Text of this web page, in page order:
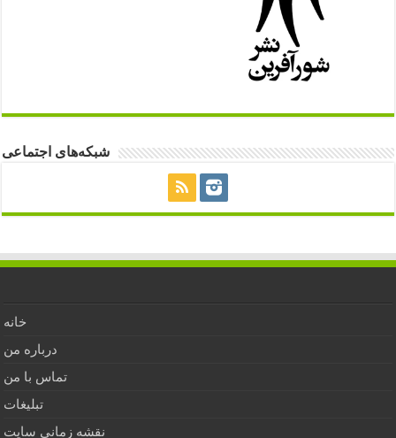
شبکه‌های اجتماعی
خانه
درباره من
تماس با من
تبلیغات
نقشه زمانی سایت